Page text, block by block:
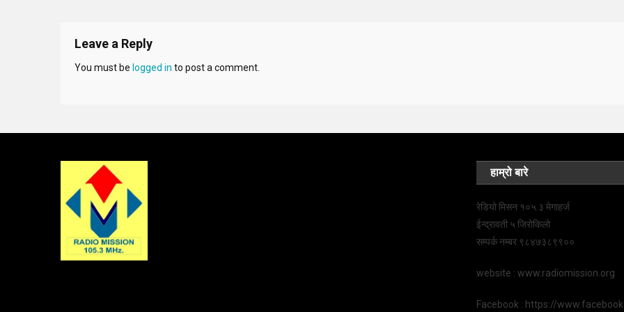
Leave a Reply
You must be logged in to post a comment.
हाम्रो बारे
रेडियो मिसन १०५.३ मेगाहर्ज
ईन्द्रावती ५ जिरोकिलो
सम्पर्क नम्बर ९८४७३८९९००
website : www.radiomission.org
Facebook : https://